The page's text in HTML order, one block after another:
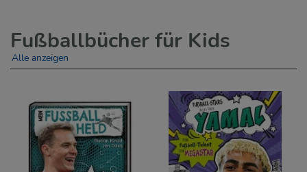
Fußballbücher für Kids
Alle anzeigen